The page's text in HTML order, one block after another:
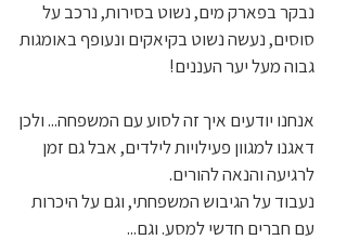
נבקר בפארק מים, נשוט בסירות, נרכב על
סוסים, נעשה נשוט בקיאקים ונעופף באומגות
גבוה מעל יער העננים!
אנחנו יודעים איך זה לסוע עם המשפחה... ולכן
דאגנו למגוון פעילויות לילדים, אבל גם זמן
לרגיעה והנאה להורים.
נעבוד על הגיבוש המשפחתי, וגם על היכרות
עם חברים חדשי למסע. וגם...